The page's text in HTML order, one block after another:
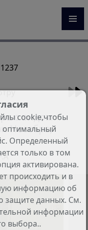
с видом
Несебра,
cookie,чтобы
оптимальный
Определенный
только в том
активирована.
происходить и в
информацию об
защите данных. См.
информации
выбора..